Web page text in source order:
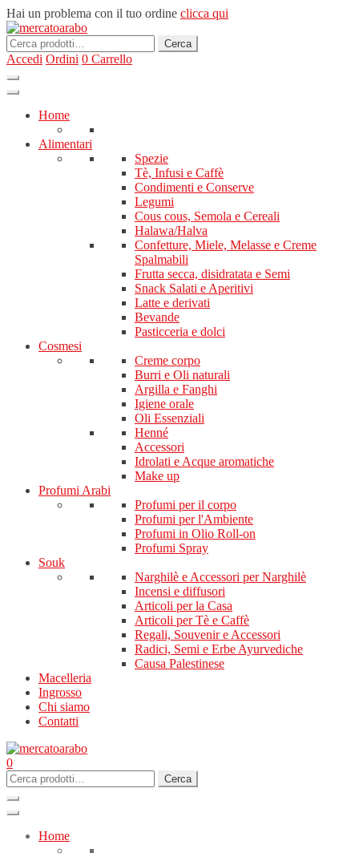
Hai un problema con il tuo ordine clicca qui
Cerca: Cerca
Accedi Ordini 0 Carrello
Home
Alimentari
Spezie
Tè, Infusi e Caffè
Condimenti e Conserve
Legumi
Cous cous, Semola e Cereali
Halawa/Halva
Confetture, Miele, Melasse e Creme
Spalmabili
Frutta secca, disidratata e Semi
Snack Salati e Aperitivi
Latte e derivati
Bevande
Pasticceria e dolci
Cosmesi
Creme corpo
Burri e Oli naturali
Argilla e Fanghi
Igiene orale
Oli Essenziali
Henné
Accessori
Idrolati e Acque aromatiche
Make up
Profumi Arabi
Profumi per il corpo
Profumi per l'Ambiente
Profumi in Olio Roll-on
Profumi Spray
Souk
Narghilè e Accessori per Narghilè
Incensi e diffusori
Articoli per la Casa
Articoli per Tè e Caffè
Regali, Souvenir e Accessori
Radici, Semi e Erbe Ayurvediche
Causa Palestinese
Macelleria
Ingrosso
Chi siamo
Contatti
0
Cerca:
Cerca
Home